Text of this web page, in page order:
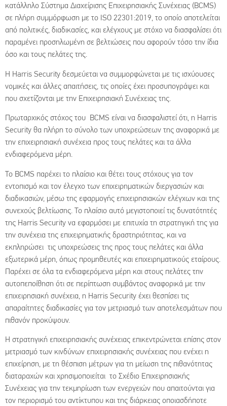
κατάλληλο Σύστημα Διαχείρισης Επιχειρησιακής Συνέχειας (BCMS)
σε πλήρη συμμόρφωση με το ISO 22301:2019, το οποίο αποτελείται
από πολιτικές, διαδικασίες, και ελέγχους με στόχο να διασφαλίσει ότι
παραμένει προσηλωμένη σε βελτιώσεις που αφορούν τόσο την ίδια
όσο και τους πελάτες της.
Η Harris Security δεσμεύεται να συμμορφώνεται με τις ισχύουσες
νομικές και άλλες απαιτήσεις, τις οποίες έχει προσυπογράψει και
που σχετίζονται με την Επιχειρησιακή Συνέχειας της.
Πρωταρχικός στόχος του BCMS είναι να διασφαλιστεί ότι, η Harris
Security θα πλήρη το σύνολο των υποχρεώσεων της αναφορικά με
την επιχειρησιακή συνέχεια προς τους πελάτες και τα άλλα
ενδιαφερόμενα μέρη.
Το BCMS παρέχει το πλαίσιο και θέτει τους στόχους για τον
εντοπισμό και τον έλεγχο των επιχειρηματικών διεργασιών και
διαδικασιών, μέσω της εφαρμογής επιχειρησιακών ελέγχων και της
συνεχούς βελτίωσης. Το πλαίσιο αυτό μεγιστοποιεί τις δυνατότητές
της Harris Security να εφαρμόσει με επιτυχία τη στρατηγική της για
την συνέχεια της επιχειρηματικής δραστηριότητας, και να
εκπληρώσει τις υποχρεώσεις της προς τους πελάτες και άλλα
εξωτερικά μέρη, όπως προμηθευτές και επιχειρηματικούς εταίρους.
Παρέχει σε όλα τα ενδιαφερόμενα μέρη και στους πελάτες την
αυτοπεποίθηση ότι σε περίπτωση συμβάντος αναφορικά με την
επιχειρησιακή συνέχεια, η Harris Security έχει θεσπίσει τις
απαραίτητες διαδικασίες για τον μετριασμό των αποτελεσμάτων που
πιθανόν προκύψουν.
Η στρατηγική επιχειρησιακής συνέχειας επικεντρώνεται επίσης στον
μετριασμό των κινδύνων επιχειρησιακής συνέχειας που ενέχει η
επιχείρηση, με τη θέσπιση μέτρων για τη μείωση της πιθανότητας
διαταραχών και χρησιμοποιείται το Σχέδιο Επιχειρησιακής
Συνέχειας για την τεκμηρίωση των ενεργειών που απαιτούνται για
τον περιορισμό του αντίκτυπου και της διάρκειας οποιασδήποτε